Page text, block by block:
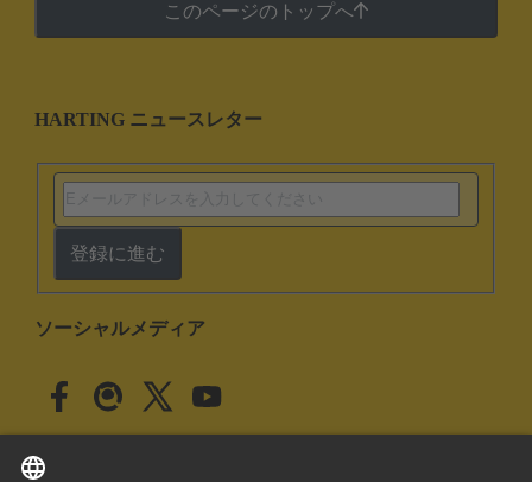
このページのトップへ
HARTING ニュースレター
登録に進む
ソーシャルメディア